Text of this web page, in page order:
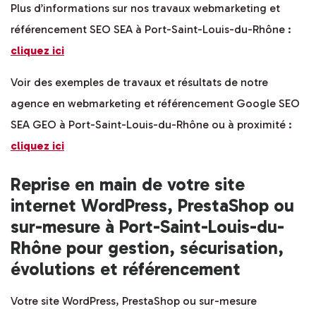
Plus d’informations sur nos travaux webmarketing et
référencement SEO SEA à Port-Saint-Louis-du-Rhône :
cliquez ici
Voir des exemples de travaux et résultats de notre
agence en webmarketing et référencement Google SEO
SEA GEO à Port-Saint-Louis-du-Rhône ou à proximité :
cliquez ici
Reprise en main de votre site
internet WordPress, PrestaShop ou
sur-mesure à Port-Saint-Louis-du-
Rhône pour gestion, sécurisation,
évolutions et référencement
Votre site WordPress, PrestaShop ou sur-mesure